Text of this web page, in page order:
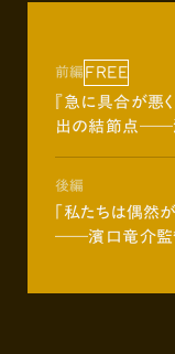
前編 FREE
『急に具合が悪
出の結節点――
後編
「私たちは偶然
――濱口竜介監